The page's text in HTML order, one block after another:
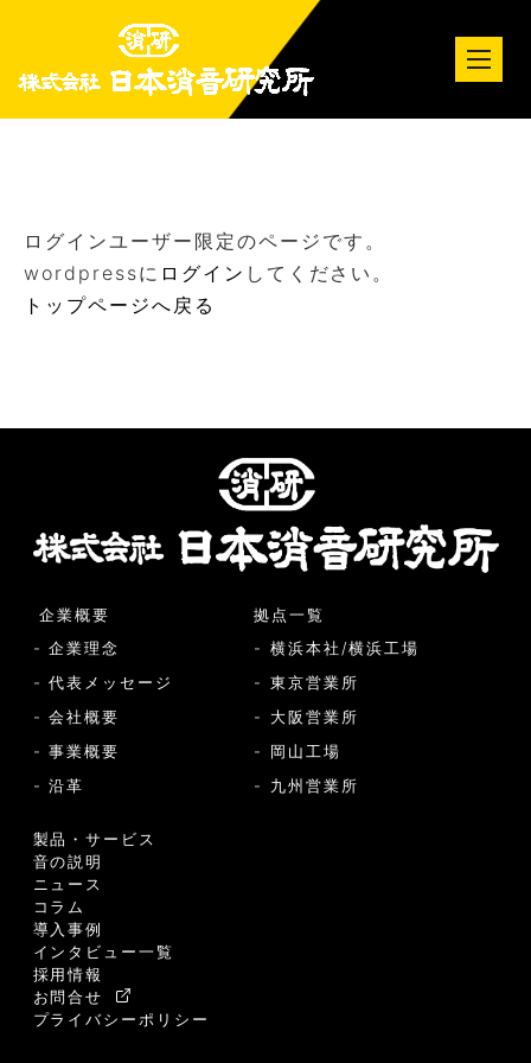
ログインユーザー限定のページです。
wordpressに ログイン してください。
トップページへ戻る
企業概要
- 企業理念
- 代表メッセージ
- 会社概要
- 事業概要
- 沿革
製品・サービス
音の説明
ニュース
コラム
導入事例
インタビュー一覧
採用情報
お問合せ
プライバシーポリシー
拠点一覧
- 横浜本社/横浜工場
- 東京営業所
- 大阪営業所
- 岡山工場
- 九州営業所